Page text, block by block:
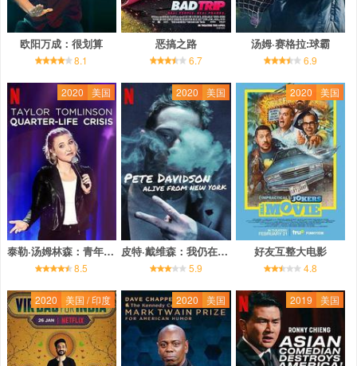
欧阳万成：很划算
8.1
恶搞之路
6.7
汤姆·赛格拉:球霸
6.9
2020 美国
泰勒·汤姆林森：青年危机
8.5
2020 美国
皮特·戴维森：我仍在纽约
5.9
2020 美国
好友互整大电影
4.8
2020 美国 / 印度 2020 美国 2019 美国